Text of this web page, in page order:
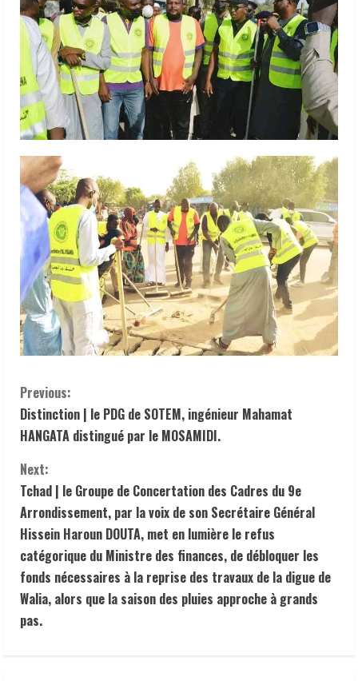
C
o
n
t
i
n
u
e
Previous:
Distinction | le PDG de SOTEM, ingénieur Mahamat
HANGATA distingué par le MOSAMIDI.
Next:
Tchad | le Groupe de Concertation des Cadres du 9e
Arrondissement, par la voix de son Secrétaire Général
Hissein Haroun DOUTA, met en lumière le refus
catégorique du Ministre des finances, de débloquer les
fonds nécessaires à la reprise des travaux de la digue de
Walia, alors que la saison des pluies approche à grands
pas.